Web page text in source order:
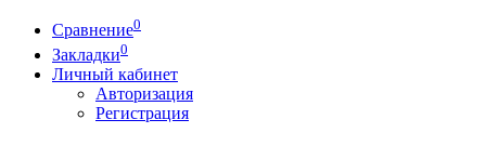
Сравнение0
Закладки0
Личный кабинет
Авторизация
Регистрация